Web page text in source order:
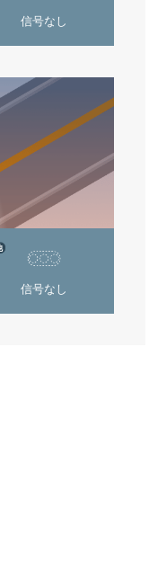
信号なし
信号なし